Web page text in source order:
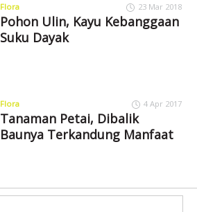
Flora 23 Mar 2018
Pohon Ulin, Kayu Kebanggaan
Suku Dayak
Flora 4 Apr 2017
Tanaman Petai, Dibalik
Baunya Terkandung Manfaat